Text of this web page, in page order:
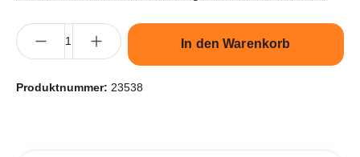
Produkt Anzahl: Gib den gewünschten Wert ein oder benutze
In den Warenkorb
Produktnummer: 23538